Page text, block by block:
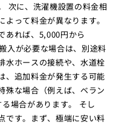
次に、洗濯機設置の料金相
って料金が異なります。
あれば、5,000円から
入が必要な場合は、別途料
水ホースの接続や、水道栓
、追加料金が発生する可能
殊な場合（例えば、ベラン
場合があります。 そし
です。まず、極端に安い料